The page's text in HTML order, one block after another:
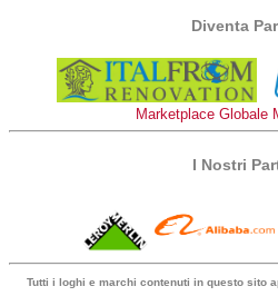
Diventa
Marketplace Globale
I Nostri
Tutti i loghi e marchi contenuti in questo sito